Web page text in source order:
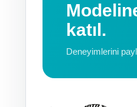
katıl.
Deneyimlerini